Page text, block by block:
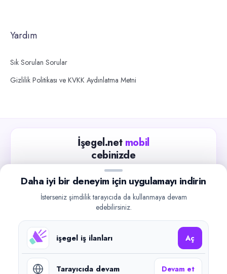
Yardım
Sık Sorulan Sorular
Gizlilik Politikası ve KVKK Aydınlatma Metni
İşegel.net mobil
cebinizde
Güncel iş ilanlarını takip edin, işverenlerle hızlıca
iletişime geçin.
Google Play
©2026işegel.net. Tüm hakları saklıdır.
Daha iyi bir deneyim için uygulamayı indirin
İsterseniz şimdilik tarayıcıda da kullanmaya devam
edebilirsiniz.
işegel iş ilanları Aç
Tarayıcıda devam Devam et